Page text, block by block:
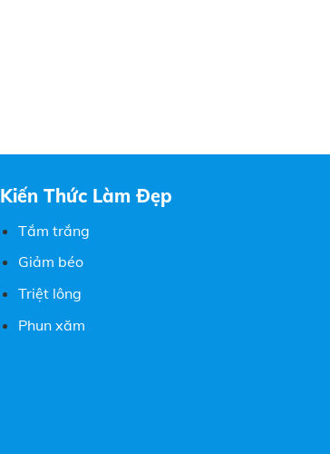
Kiến Thức Làm Đẹp
Tắm trắng
Giảm béo
Triệt lông
Phun xăm